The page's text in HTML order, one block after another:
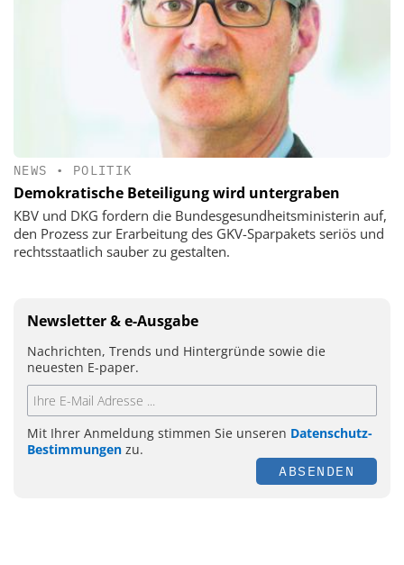
NEWS • POLITIK
Demokratische Beteiligung wird untergraben
KBV und DKG fordern die Bundesgesundheitsministerin auf,
den Prozess zur Erarbeitung des GKV-Sparpakets seriös und
rechtsstaatlich sauber zu gestalten.
Newsletter & e-Ausgabe
Nachrichten, Trends und Hintergründe sowie die
neuesten E-paper.
Mit Ihrer Anmeldung stimmen Sie unseren Datenschutz-
Bestimmungen zu.
ABSENDEN